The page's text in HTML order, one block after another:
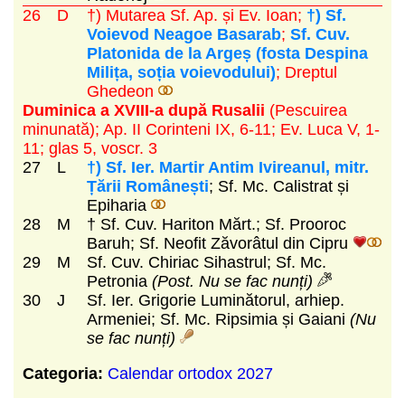
26
D †) Mutarea Sf. Ap. și Ev. Ioan; †) Sf.
Voievod Neagoe Basarab; Sf. Cuv.
Platonida de la Argeș (fosta Despina
Milița, soția voievodului); Dreptul
Ghedeon
Duminica a XVIII-a după Rusalii (Pescuirea
minunată); Ap. II Corinteni IX, 6-11; Ev. Luca V, 1-
11; glas 5, voscr. 3
27
L
†) Sf. Ier. Martir Antim Ivireanul, mitr.
Țării Românești; Sf. Mc. Calistrat și
Epiharia
28
M
† Sf. Cuv. Hariton Mărt.; Sf. Prooroc
Baruh; Sf. Neofit Zăvorâtul din Cipru
29
M
Sf. Cuv. Chiriac Sihastrul; Sf. Mc.
Petronia (Post. Nu se fac nunți)
30
J
Sf. Ier. Grigorie Luminătorul, arhiep.
Armeniei; Sf. Mc. Ripsimia și Gaiani (Nu
se fac nunți)
Categoria: Calendar ortodox 2027